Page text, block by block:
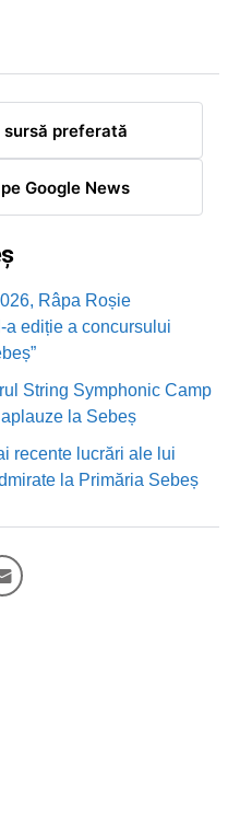
preferată
Google News
Râpa Roșie
a ediție a concursului
String Symphonic Camp
la Sebeș
recente lucrări ale lui
la Primăria Sebeș